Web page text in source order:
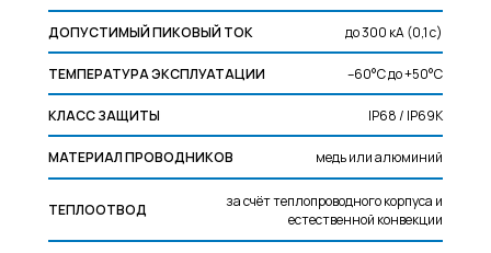
ДОПУСТИМЫЙ ПИКОВЫЙ ТОК
КЛАСС ЗАЩИТЫ
ТЕМПЕРАТУРА ЭКСПЛУАТАЦИИ
МАТЕРИАЛ ПРОВОДНИКОВ
до 300 кА (0,1 с)
ТЕПЛООТВОД
за счёт теплопроводного корпуса и
естественной конвекции
IP68 / IP69К
–60°С до +50°С
медь или алюминий